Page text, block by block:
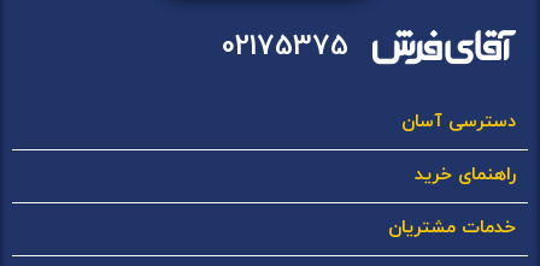
02175375
دسترسی آسان
راهنمای خرید
خدمات مشتریان